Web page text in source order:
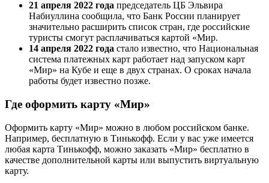
21 апреля 2022 года председатель ЦБ Эльвира
Набиуллина сообщила, что Банк России планирует
значительно расширить список стран, где российские
туристы смогут расплачиваться картой «Мир.
14 апреля 2022 года стало известно, что Национальная
система платежных карт работает над запуском карт
«Мир» на Кубе и еще в двух странах. О сроках начала
работы будет известно позже.
Где оформить карту «Мир»
Оформить карту «Мир» можно в любом российском банке.
Например, бесплатную в Тинькофф. Если у вас уже имеется
любая карта Тинькофф, можно заказать «Мир» бесплатно в
качестве дополнительной карты или выпустить виртуальную
карту.